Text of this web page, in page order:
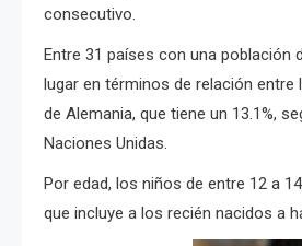
consecutivo.
Entre 31 países con una población
lugar en términos de relación
de Alemania, que tiene un 13.1%,
Naciones Unidas.
Por edad, los niños de entre 12 a
que incluye a los recién nacidos a